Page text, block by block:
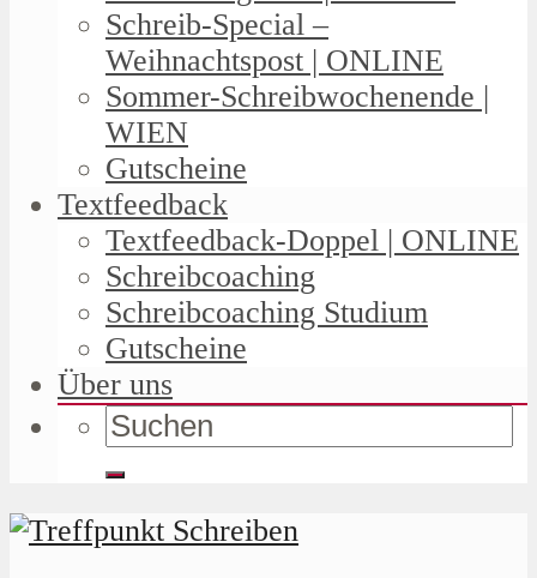
Schreib-Special –
Weihnachtspost | ONLINE
Sommer-Schreibwochenende |
WIEN
Gutscheine
Textfeedback
Textfeedback-Doppel | ONLINE
Schreibcoaching
Schreibcoaching Studium
Gutscheine
Über uns